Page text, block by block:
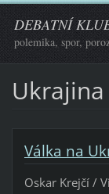
DEBATNÍ
polemika, spor,
Ukrajina
Válka na
Oskar Krejčí /